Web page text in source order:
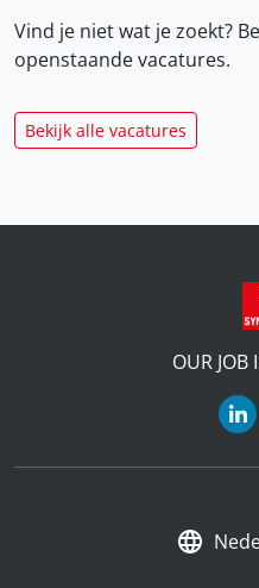
Vind je niet wat je zoekt?
openstaande vacatures.
Bekijk alle vacatures
OUR JOB